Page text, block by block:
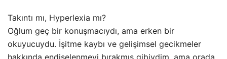
Takıntı mı, Hyperlexia mı?
Oğlum geç bir konuşmacıydı, ama erken bir
okuyucuydu. İşitme kaybı ve gelişimsel gecikmeler
hakkında endişelenmeyi bırakmış gibiydim, ama orada